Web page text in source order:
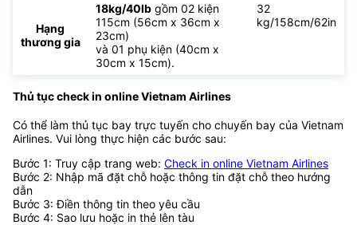
Hạng
thương gia
18kg/40lb gồm 02 kiện
115cm (56cm x 36cm x
23cm)
và 01 phụ kiện (40cm x
30cm x 15cm).
32
kg/158cm/62in
Thủ tục check in online Vietnam Airlines
Có thể làm thủ tục bay trực tuyến cho chuyến bay của Vietnam
Airlines. Vui lòng thực hiện các bước sau:
Bước 1: Truy cập trang web: Check in online Vietnam Airlines
Bước 2: Nhập mã đặt chỗ hoặc thông tin đặt chỗ theo hướng
dẫn
Bước 3: Điền thông tin theo yêu cầu
Bước 4: Sao lưu hoặc in thẻ lên tàu